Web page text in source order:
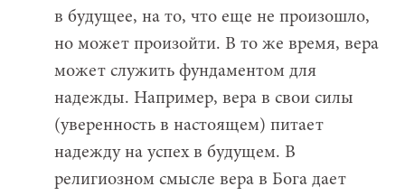
в будущее, на то, что еще не произошло,
но может произойти. В то же время, вера
может служить фундаментом для
надежды. Например, вера в свои силы
(уверенность в настоящем) питает
надежду на успех в будущем. В
религиозном смысле вера в Бога дает